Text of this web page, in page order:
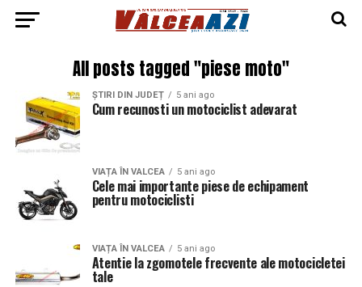
All posts tagged "piese moto"
ȘTIRI DIN JUDEȚ 5 ani ago
Cum recunosti un motociclist adevarat
VIAȚA ÎN VALCEA 5 ani ago
Cele mai importante piese de echipament
pentru motociclisti
VIAȚA ÎN VALCEA 5 ani ago
Atentie la zgomotele frecvente ale motocicletei
tale